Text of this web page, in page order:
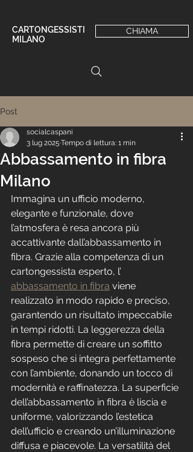
CARTONGESSISTI
MILANO
CHIAMA
Post
Abbassamento in fibra
Milano
socialcaspani
3 lug 2025 Tempo di lettura: 1 min
Immagina un ufficio moderno,
elegante e funzionale, dove
l’atmosfera è resa ancora più
accattivante dall’abbassamento in
fibra. Grazie alla competenza di un
cartongessista esperto, l’
abbassamento in fibra viene
realizzato in modo rapido e preciso,
garantendo un risultato impeccabile
in tempi ridotti. La leggerezza della
fibra permette di creare un soffitto
sospeso che si integra perfettamente
con l’ambiente, donando un tocco di
modernità e raffinatezza. La superficie
dell’abbassamento in fibra è liscia e
uniforme, valorizzando l’estetica
dell’ufficio e creando un’illuminazione
diffusa e piacevole. La versatilità del